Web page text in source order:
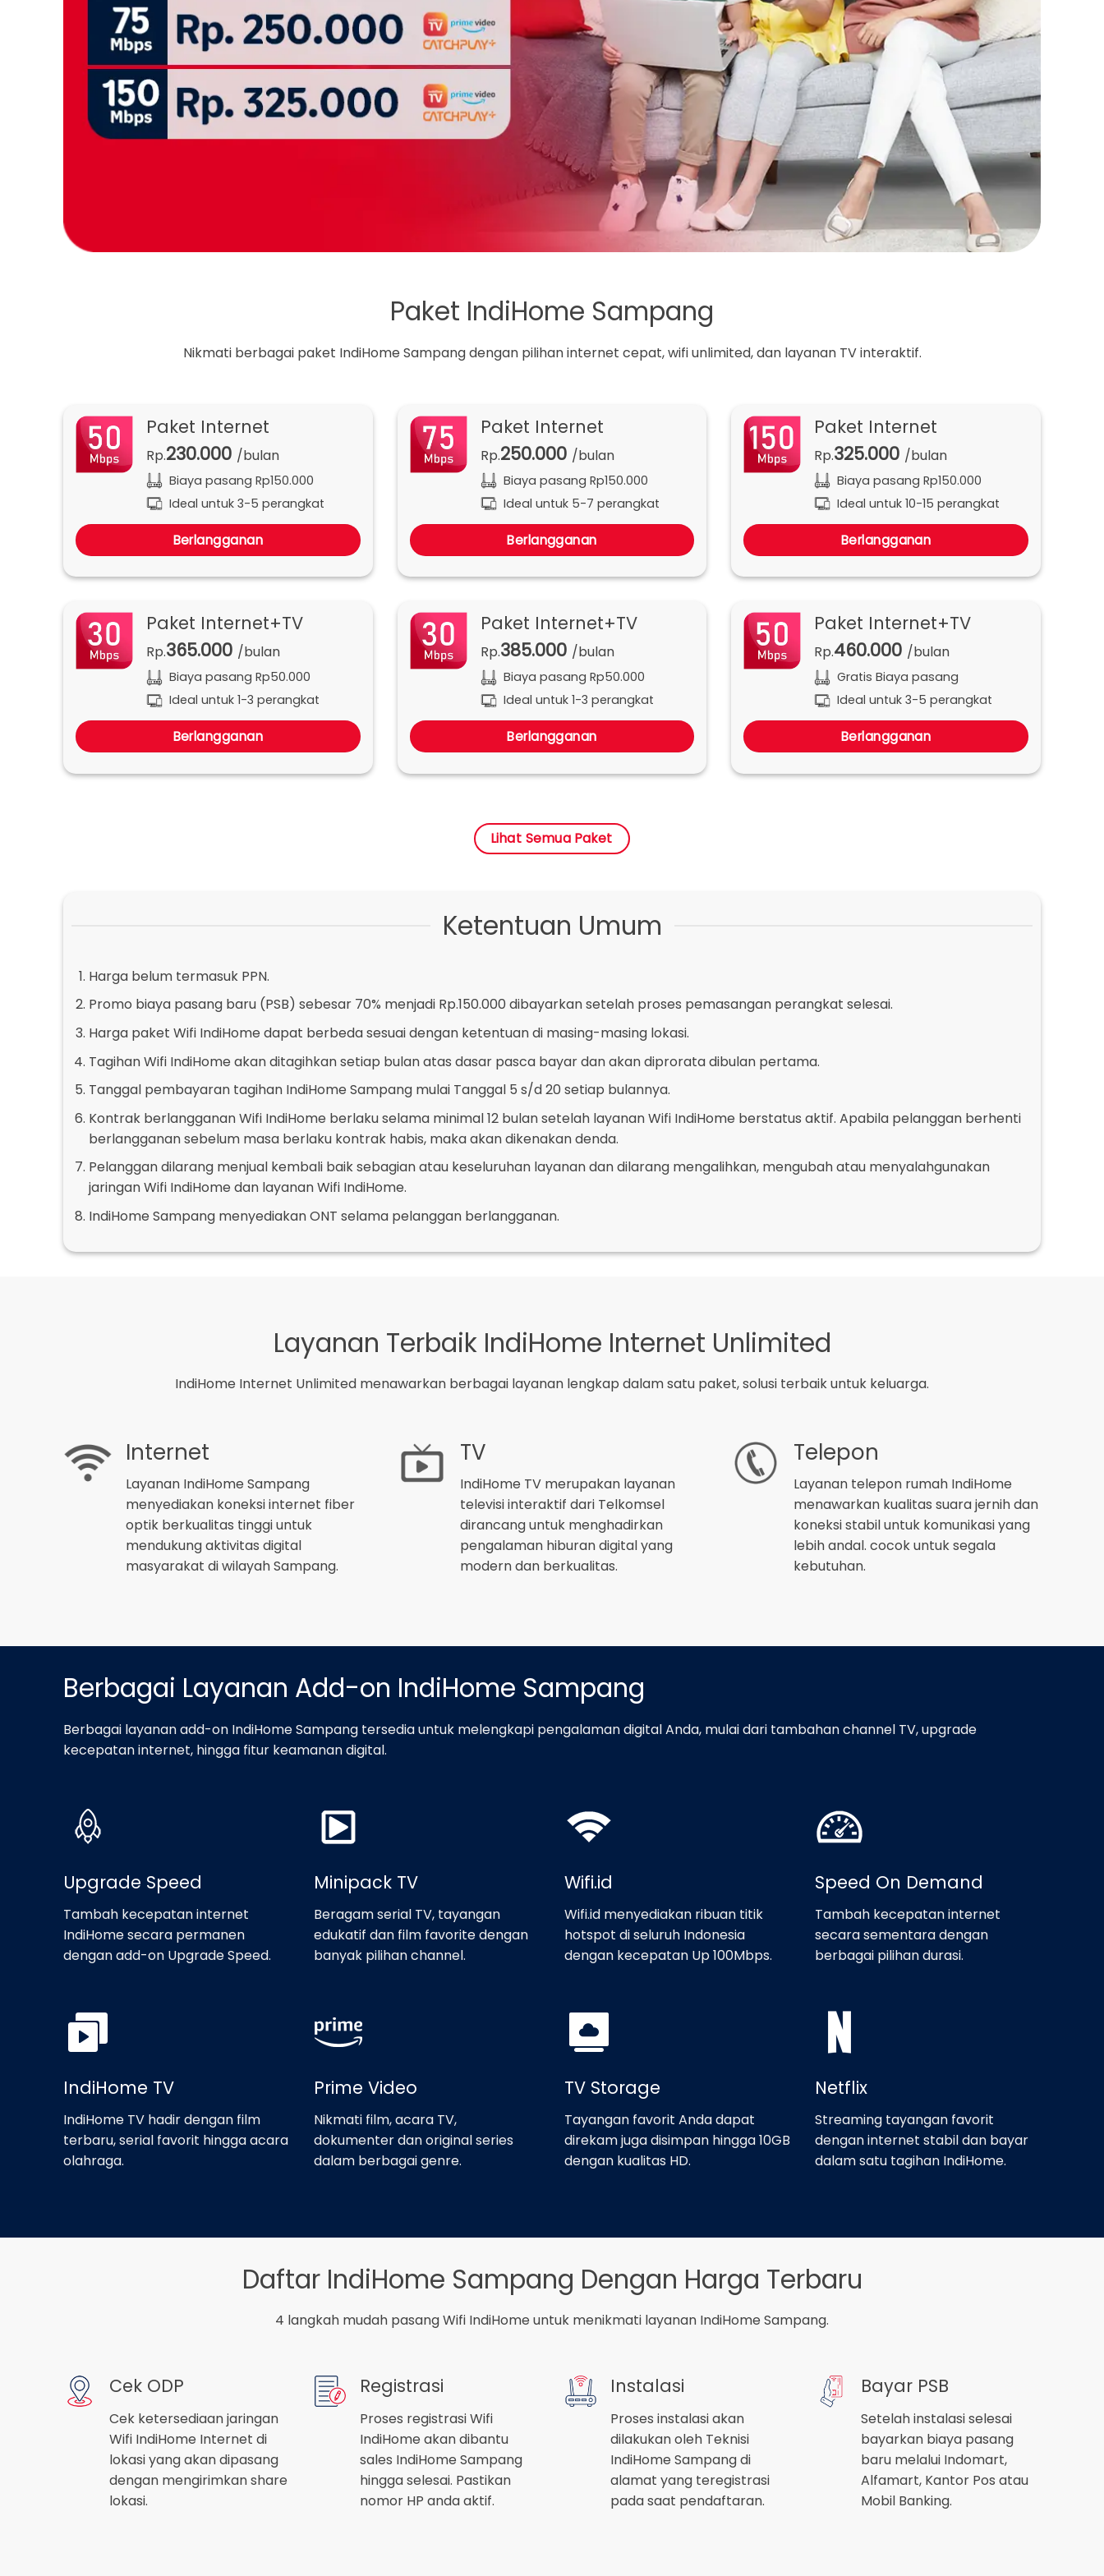
Paket IndiHome Sampang
Nikmati berbagai paket IndiHome Sampang dengan pilihan internet cepat, wifi unlimited, dan layanan TV interaktif.
Paket Internet
Rp.230.000 /bulan
Biaya pasang Rp150.000
Ideal untuk 3-5 perangkat
Berlangganan
Paket Internet
Rp.250.000 /bulan
Biaya pasang Rp150.000
Ideal untuk 5-7 perangkat
Berlangganan
Paket Internet
Rp.325.000 /bulan
Biaya pasang Rp150.000
Ideal untuk 10-15 perangkat
Berlangganan
Paket Internet+TV
Rp.365.000 /bulan
Biaya pasang Rp50.000
Ideal untuk 1-3 perangkat
Berlangganan
Paket Internet+TV
Rp.385.000 /bulan
Biaya pasang Rp50.000
Ideal untuk 1-3 perangkat
Berlangganan
Paket Internet+TV
Rp.460.000 /bulan
Gratis Biaya pasang
Ideal untuk 3-5 perangkat
Berlangganan
Lihat Semua Paket
Ketentuan Umum
Harga belum termasuk PPN.
Promo biaya pasang baru (PSB) sebesar 70% menjadi Rp.150.000 dibayarkan setelah proses pemasangan perangkat selesai.
Harga paket Wifi IndiHome dapat berbeda sesuai dengan ketentuan di masing-masing lokasi.
Tagihan Wifi IndiHome akan ditagihkan setiap bulan atas dasar pasca bayar dan akan diprorata dibulan pertama.
Tanggal pembayaran tagihan IndiHome Sampang mulai Tanggal 5 s/d 20 setiap bulannya.
Kontrak berlangganan Wifi IndiHome berlaku selama minimal 12 bulan setelah layanan Wifi IndiHome berstatus aktif. Apabila pelanggan berhenti
berlangganan sebelum masa berlaku kontrak habis, maka akan dikenakan denda.
Pelanggan dilarang menjual kembali baik sebagian atau keseluruhan layanan dan dilarang mengalihkan, mengubah atau menyalahgunakan
jaringan Wifi IndiHome dan layanan Wifi IndiHome.
IndiHome Sampang menyediakan ONT selama pelanggan berlangganan.
Layanan Terbaik IndiHome Internet Unlimited
IndiHome Internet Unlimited menawarkan berbagai layanan lengkap dalam satu paket, solusi terbaik untuk keluarga.
Internet
Layanan IndiHome Sampang
menyediakan koneksi internet fiber
optik berkualitas tinggi untuk
mendukung aktivitas digital
masyarakat di wilayah Sampang.
TV
IndiHome TV merupakan layanan
televisi interaktif dari Telkomsel
dirancang untuk menghadirkan
pengalaman hiburan digital yang
modern dan berkualitas.
Telepon
Layanan telepon rumah IndiHome
menawarkan kualitas suara jernih dan
koneksi stabil untuk komunikasi yang
lebih andal. cocok untuk segala
kebutuhan.
Berbagai Layanan Add-on IndiHome Sampang
Berbagai layanan add-on IndiHome Sampang tersedia untuk melengkapi pengalaman digital Anda, mulai dari tambahan channel TV, upgrade
kecepatan internet, hingga fitur keamanan digital.
Upgrade Speed
Tambah kecepatan internet
IndiHome secara permanen
dengan add-on Upgrade Speed.
Minipack TV
Beragam serial TV, tayangan
edukatif dan film favorite dengan
banyak pilihan channel.
Wifi.id
Wifi.id menyediakan ribuan titik
hotspot di seluruh Indonesia
dengan kecepatan Up 100Mbps.
Speed On Demand
Tambah kecepatan internet
secara sementara dengan
berbagai pilihan durasi.
IndiHome TV
IndiHome TV hadir dengan film
terbaru, serial favorit hingga acara
olahraga.
Prime Video
Nikmati film, acara TV,
dokumenter dan original series
dalam berbagai genre.
TV Storage
Tayangan favorit Anda dapat
direkam juga disimpan hingga 10GB
dengan kualitas HD.
Netflix
Streaming tayangan favorit
dengan internet stabil dan bayar
dalam satu tagihan IndiHome.
Daftar IndiHome Sampang Dengan Harga Terbaru
4 langkah mudah pasang Wifi IndiHome untuk menikmati layanan IndiHome Sampang.
Cek ODP
Cek ketersediaan jaringan
Wifi IndiHome Internet di
lokasi yang akan dipasang
dengan mengirimkan share
lokasi.
Registrasi
Proses registrasi Wifi
IndiHome akan dibantu
sales IndiHome Sampang
hingga selesai. Pastikan
nomor HP anda aktif.
Instalasi
Proses instalasi akan
dilakukan oleh Teknisi
IndiHome Sampang di
alamat yang teregistrasi
pada saat pendaftaran.
Bayar PSB
Setelah instalasi selesai
bayarkan biaya pasang
baru melalui Indomart,
Alfamart, Kantor Pos atau
Mobil Banking.